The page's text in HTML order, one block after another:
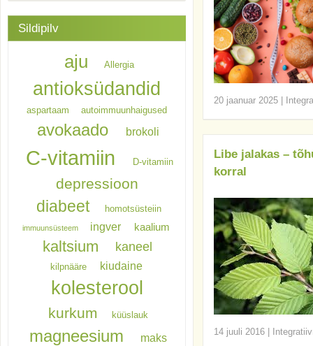
20 jaanuar 2025
Libe jalakas –
korral
14 juuli 2016
Sildipilv
aju Allergia
antioksüdandid
aspartaam autoimmuunhaigused
avokaado brokoli
C-vitamiin D-vitamiin
depressioon
diabeet homotsüsteiin
immuunsüsteem ingver kaalium
kaltsium kaneel
kilpnääre kiudaine
kolesterool
kurkum küüslauk
magneesium maks